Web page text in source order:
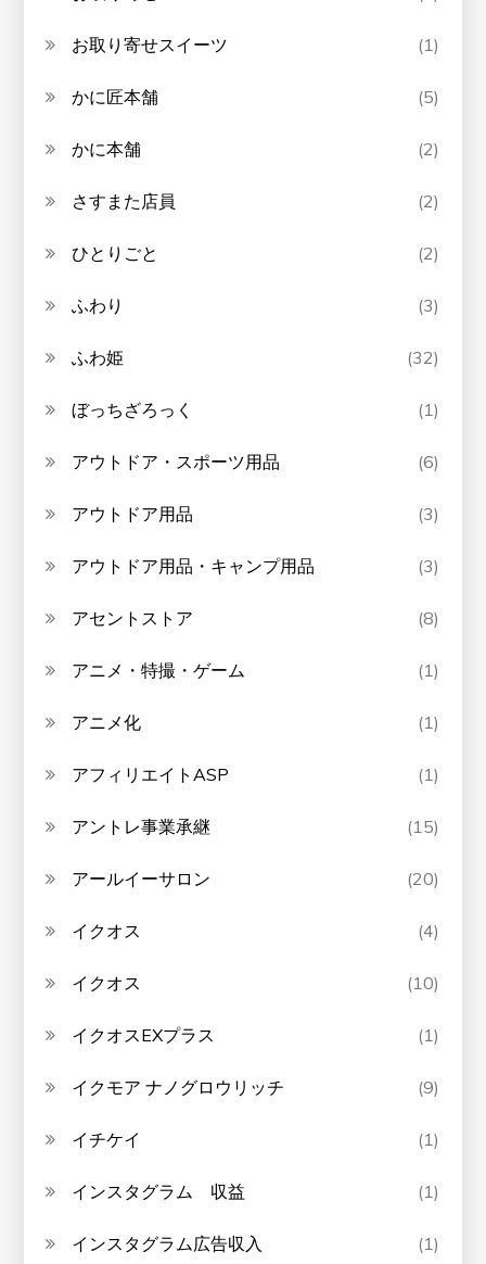
お取り寄せスイーツ (1)
かに匠本舗 (5)
かに本舗 (2)
さすまた店員 (2)
ひとりごと (2)
ふわり (3)
ふわ姫 (32)
ぼっちざろっく (1)
アウトドア・スポーツ用品 (6)
アウトドア用品 (3)
アウトドア用品・キャンプ用品 (3)
アセントストア (8)
アニメ・特撮・ゲーム (1)
アニメ化 (1)
アフィリエイトASP (1)
アントレ事業承継 (15)
アールイーサロン (20)
イクオス (4)
イクオス (10)
イクオスEXプラス (1)
イクモア ナノグロウリッチ (9)
イチケイ (1)
インスタグラム 収益 (1)
インスタグラム広告収入 (1)